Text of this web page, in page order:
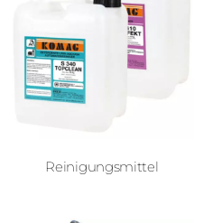
Reinigungsmittel